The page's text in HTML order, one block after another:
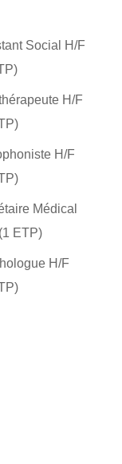
Social H/F
H/F
H/F
Médical
ETP)
H/F